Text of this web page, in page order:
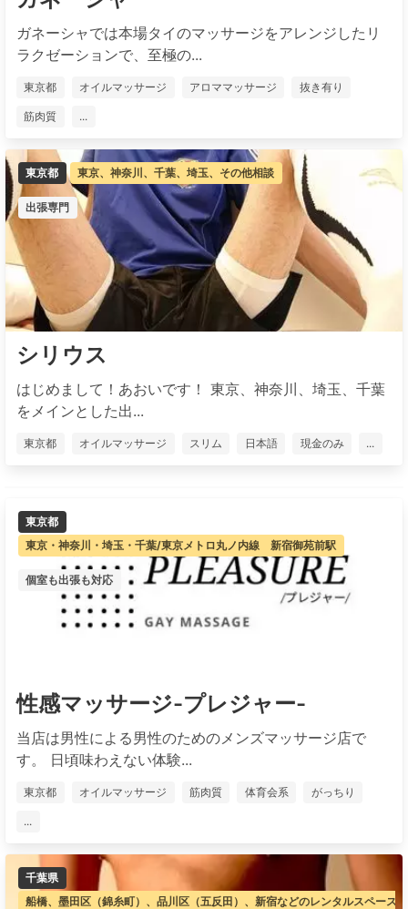
ガネーシャでは本場タイのマッサージをアレンジしたリ
ラクゼーションで、至極の...
東京都 オイルマッサージ アロママッサージ 抜き有り
筋肉質 ...
東京都 東京、神奈川、千葉、埼玉、その他相談
出張専門
シリウス
はじめまして！あおいです！ 東京、神奈川、埼玉、千葉
をメインとした出...
東京都 オイルマッサージ スリム 日本語 現金のみ ...
東京都
東京・神奈川・埼玉・千葉/東京メトロ丸ノ内線 新宿御苑前駅
個室も出張も対応
性感マッサージ-プレジャー-
当店は男性による男性のためのメンズマッサージ店で
す。 日頃味わえない体験...
東京都 オイルマッサージ 筋肉質 体育会系 がっちり
...
千葉県
船橋、墨田区（錦糸町）、品川区（五反田）、新宿などのレンタルスペース